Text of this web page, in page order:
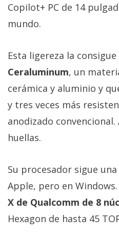
Copilot+ PC de 14
mundo.
Esta ligereza la
Ceraluminum, un
cerámica y aluminio y
y tres veces más
anodizado convencional.
huellas.
Su procesador sigue
Apple, pero en
X de Qualcomm de 8
Hexagon de hasta 45